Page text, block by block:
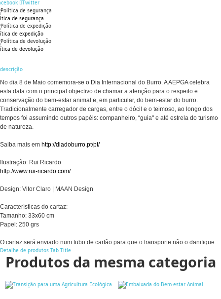
Twitter
de segurança
de expedição
de devolução
descrição
No dia 8 de Maio comemora-se o Dia Internacional do Burro. A AEPGA celebra
esta data com o principal objectivo de chamar a atenção para o respeito e
conservação do bem-estar animal e, em particular, do bem-estar do burro.
Tradicionalmente carregador de cargas, entre o dócil e o teimoso, ao longo dos
tempos foi assumindo outros papéis: companheiro, “guia" e até estrela do turismo
de natureza.
Saiba mais em http://diadoburro.pt/pt/
Ilustração: Rui Ricardo
http://www.rui-ricardo.com/
Design: Vitor Claro | MAAN Design
Características do cartaz:
Tamanho: 33x60 cm
Papel: 250 grs
O cartaz será enviado num tubo de cartão para que o transporte não o danifique.
Detalhe de produtos Tab Title
Produtos da mesma categoria